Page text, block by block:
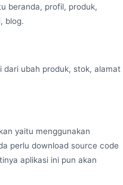
beranda, profil, produk,
blog.
dari ubah produk, stok, alamat
yaitu menggunakan
perlu download source code
aplikasi ini pun akan